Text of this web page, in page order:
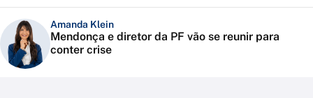
Amanda Klein
Mendonça e diretor da PF vão se reunir para
conter crise